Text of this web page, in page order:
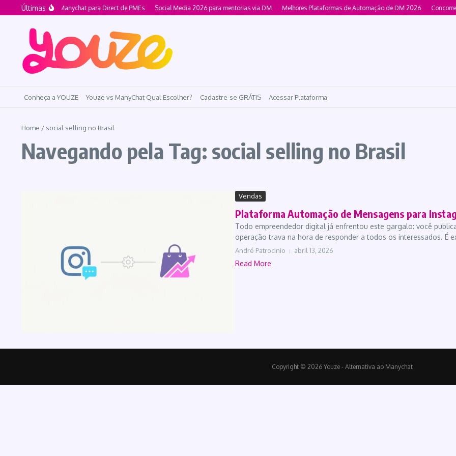
Ir para o conteúdo
Últimas
Alternativa ao Manychat para Direct de PMEs Social Media 2026 para mentorias via DM Melhores Plataformas de Automação de DM 2026
Conheça a YOUZE Youze vs ManyChat Qual Escolher? Cadastre-se GRÁTIS Acessar Plataforma
Home / social selling no Brasil
Navegando pela Tag: social selling no Brasil
Vendas
Plataforma Automação de Mensagens para
Todo empreendedor digital já enfrentou este gargalo: você
operação trava na hora de responder a todos os interessados. É
André Patrocinio abril 13, 2026
Read More
Copyright © 2026 Youze - Alternativa ao Manychat